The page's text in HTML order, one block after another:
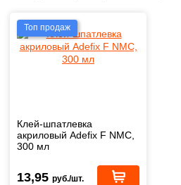
Топ продаж
Клей-шпатлевка
акриловый Adefix F NMC,
300 мл
13,95 руб./шт.